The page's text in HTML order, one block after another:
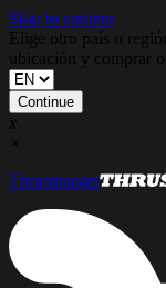
Skip to content
Elige otro país o
ubicación y comprar
Continue
x
×
Thrustmaster